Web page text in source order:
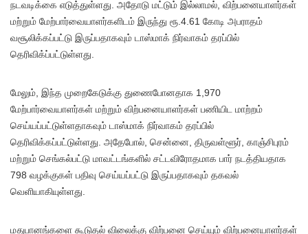
நடவடிக்கை எடுத்துள்ளது. அதோடு மட்டும் இல்லாமல், விற்பனையாளர்கள்
மற்றும் மேற்பார்வையாளர்களிடம் இருந்து ரூ.4.61 கோடி அபராதம்
வசூலிக்கப்பட்டு இருப்பதாகவும் டாஸ்மாக் நிர்வாகம் தரப்பில்
தெரிவிக்ப்பட்டுள்ளது.
மேலும், இந்த முறைகேடுக்கு துணைபோனதாக 1,970
மேற்பார்வையாளர்கள் மற்றும் விற்பனையாளர்கள் பணியிட மாற்றம்
செய்யப்பட்டுள்ளதாகவும் டாஸ்மாக் நிர்வாகம் தரப்பில்
தெரிவிக்கப்பட்டுள்ளது. அதேபோல், சென்னை, திருவள்ளூர், காஞ்சிபுரம்
மற்றும் செங்கல்பட்டு மாவட்டங்களில் சட்டவிரோதமாக பார் நடத்தியதாக
798 வழக்குகள் பதிவு செய்யப்பட்டு இருப்பதாகவும் தகவல்
வெளியாகியுள்ளது.
மதுபானங்களை கூடுதல் விலைக்கு விற்பனை செய்யும் விற்பனையாளர்கள்